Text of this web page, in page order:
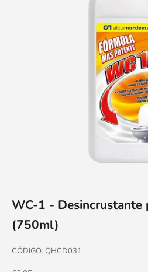
WC-1 - Desincrustante
(750ml)
CÓDIGO: QHCD031